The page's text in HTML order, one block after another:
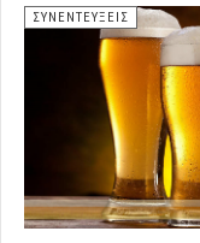
ΣΥΝΕΝΤΕΥΞΕΙΣ